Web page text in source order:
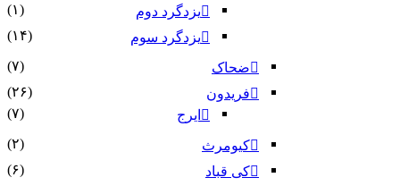
یزدگرد دوم
(۱)
یزدگرد سوم
(۱۴)
ضحاک
(۷)
فریدون
(۲۶)
ایرج
(۷)
کیومرث
(۲)
کی قباد
(۶)